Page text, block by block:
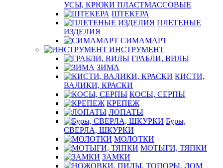
УСЫ, КРЮКИ ПЛАСТМАССОВЫЕ
ШТЕКЕРА
ПЛЕТЕНЫЕ
ИЗДЕЛИЯ
СИМАМАРТ
ИНСТРУМЕНТ
ГРАБЛИ, ВИЛЫ
ЗИМА
КИСТИ,
ВАЛИКИ, КРАСКИ
КОСЫ, СЕРПЫ
КРЕПЕЖ
ЛОПАТЫ
Буры,
СВЕРЛА, ШКУРКИ
МОЛОТКИ
МОТЫГИ, ТЯПКИ
ЗАМКИ